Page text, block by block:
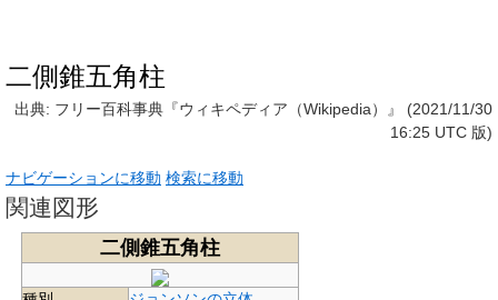
二側錐五角柱
出典: フリー百科事典『ウィキペディア（Wikipedia）』 (2021/11/30
16:25 UTC 版)
ナビゲーションに移動 検索に移動
関連図形
二側錐五角柱